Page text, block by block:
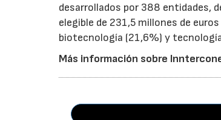
desarrollados por 388 entidades,
elegible de 231,5 millones de
biotecnología (21,6%) y
Más información sobre